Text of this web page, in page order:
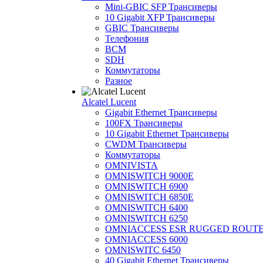
Mini-GBIC SFP Трансиверы
10 Gigabit XFP Трансиверы
GBIC Трансиверы
Телефония
BCM
SDH
Коммутаторы
Разное
Alcatel Lucent
Gigabit Ethernet Трансиверы
100FX Трансиверы
10 Gigabit Ethernet Трансиверы
CWDM Трансиверы
Коммутаторы
OMNIVISTA
OMNISWITCH 9000E
OMNISWITCH 6900
OMNISWITCH 6850E
OMNISWITCH 6400
OMNISWITCH 6250
OMNIACCESS ESR RUGGED
OMNIACCESS 6000
OMNISWITC 6450
40 Gigabit Ethernet Трансиверы